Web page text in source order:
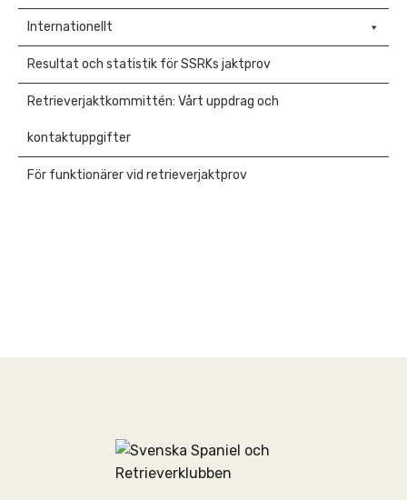
Internationellt
Resultat och statistik för SSRKs jaktprov
Retrieverjaktkommittén: Vårt uppdrag och
kontaktuppgifter
För funktionärer vid retrieverjaktprov